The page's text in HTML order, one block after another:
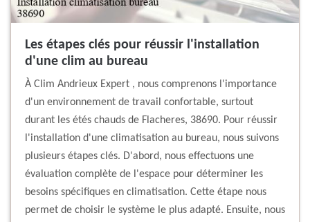
Les étapes clés pour réussir l'installation
d'une clim au bureau
À Clim Andrieux Expert , nous comprenons l'importance
d'un environnement de travail confortable, surtout
durant les étés chauds de Flacheres, 38690. Pour réussir
l'installation d'une climatisation au bureau, nous suivons
plusieurs étapes clés. D'abord, nous effectuons une
évaluation complète de l'espace pour déterminer les
besoins spécifiques en climatisation. Cette étape nous
permet de choisir le système le plus adapté. Ensuite, nous